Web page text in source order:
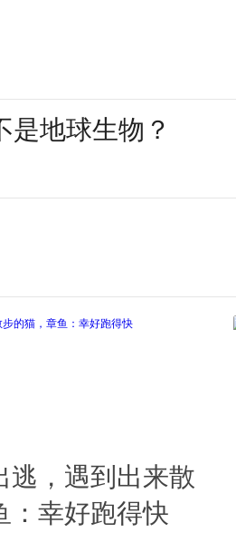
地球生物？
逃，遇到出来散
：幸好跑得快